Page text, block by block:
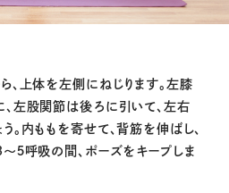
、上体を左側にねじります。左膝
左股関節は後ろに引いて、左右
。内ももを寄せて、背筋を伸ばし、
５呼吸の間、ポーズをキープしま